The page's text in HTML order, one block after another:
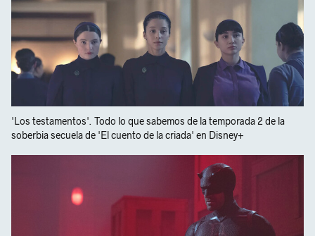
'Los testamentos'. Todo lo que sabemos de la temporada 2 de la
soberbia secuela de 'El cuento de la criada' en Disney+